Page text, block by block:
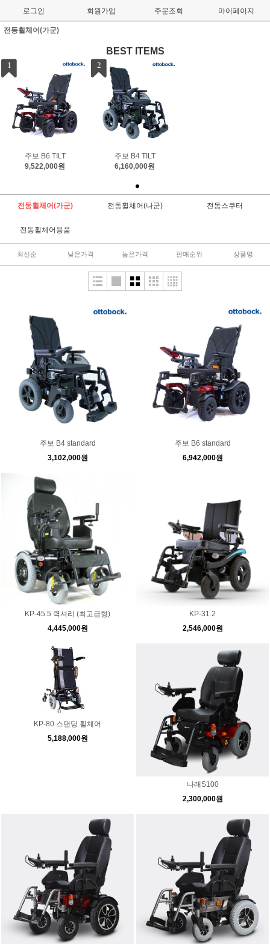
로그인 회원가입 주문조회 마이페이지
전동휠체어(가군)
BEST ITEMS
1
주보 B6 TILT
9,522,000원
2
주보 B4 TILT
6,160,000원
전동휠체어(가군) 전동휠체어(나군) 전동스쿠터
전동휠체어용품
최신순 낮은가격 높은가격 판매순위 상품명
주보 B4 standard
3,102,000원
주보 B6 standard
6,942,000원
KP-45.5 력셔리 (최고급형)
4,445,000원
KP-31.2
2,546,000원
KP-80 스탠딩 휠체어
5,188,000원
나래S100
2,300,000원